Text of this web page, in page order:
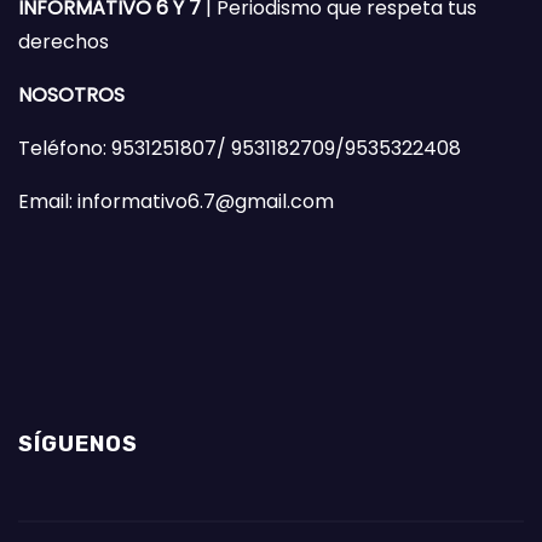
INFORMATIVO 6 Y 7 | Periodismo que respeta tus
derechos
NOSOTROS
Teléfono: 9531251807/ 9531182709/9535322408
Email: informativo6.7@gmail.com
SÍGUENOS